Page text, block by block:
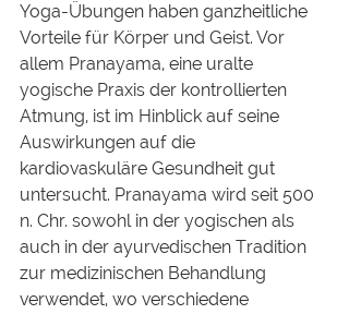
Yoga-Übungen haben ganzheitliche
Vorteile für Körper und Geist. Vor
allem Pranayama, eine uralte
yogische Praxis der kontrollierten
Atmung, ist im Hinblick auf seine
Auswirkungen auf die
kardiovaskuläre Gesundheit gut
untersucht. Pranayama wird seit 500
n. Chr. sowohl in der yogischen als
auch in der ayurvedischen Tradition
zur medizinischen Behandlung
verwendet, wo verschiedene